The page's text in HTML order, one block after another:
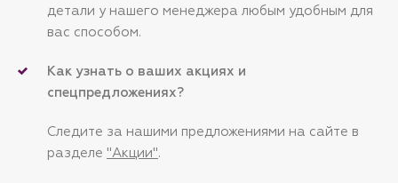
детали у нашего менеджера любым удобным для
вас способом.
Как узнать о ваших акциях и
спецпредложениях?
Следите за нашими предложениями на сайте в
разделе "Акции".